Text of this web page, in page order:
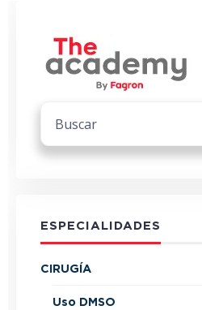
ESPECIALIDADES
CIRUGÍA
Uso DMSO